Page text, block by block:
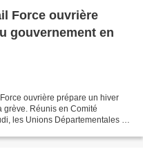
Force ouvrière
gouvernement en
ouvrière prépare un hiver
grève. Réunis en Comité
les Unions Départementales et